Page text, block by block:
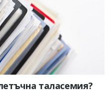
таласемия?